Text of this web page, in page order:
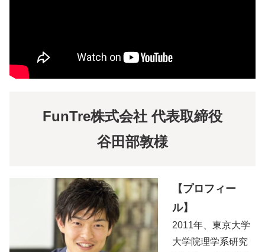
FunTre株式会社 代表取締役
谷田部敦様
【プロフィー
ル】
2011年、東京大学
大学院理学系研究